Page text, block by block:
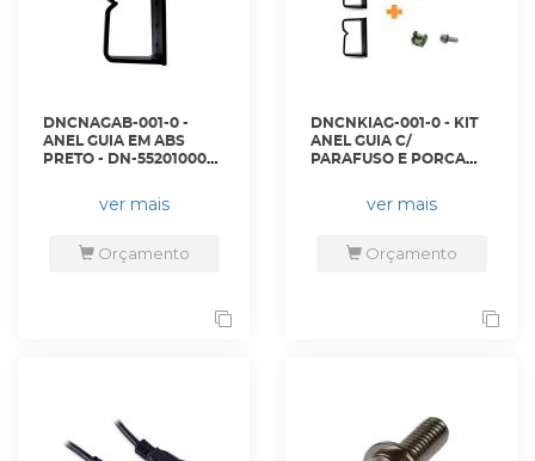
DNCNAGAB-001-0 -
ANEL GUIA EM ABS
PRETO - DN-5520100050
ver mais
Orçamento
DNCNKIAG-001-0 - KIT
ANEL GUIA C/
PARAFUSO E PORCA
5520100055 - D-NET
ver mais
Orçamento